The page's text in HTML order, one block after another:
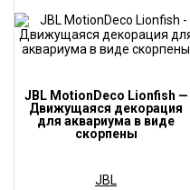
JBL MotionDeco Lionfish —
Движущаяся декорация
для аквариума в виде
скорпены
JBL